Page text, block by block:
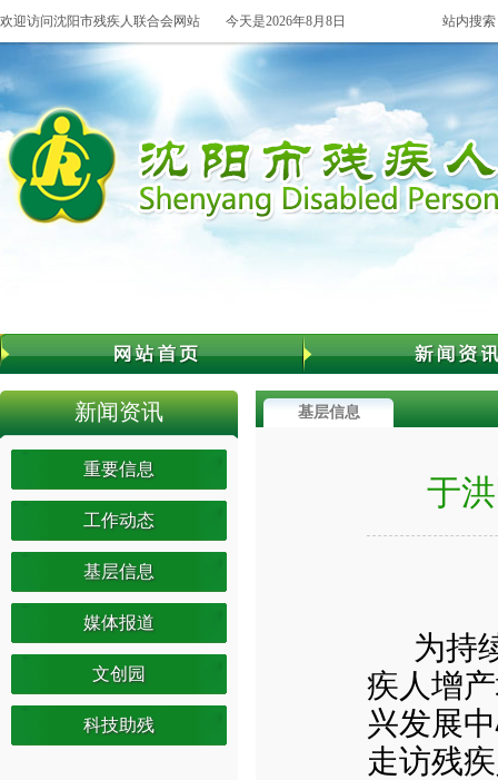
欢迎访问沈阳市残疾人联合会网站 今天是2026年8月8日 站内搜
新闻资讯
重要信息
工作动态
基层信息
媒体报道
文创园
科技助残
基层信息
于
为持
疾人增
兴发展
走访残